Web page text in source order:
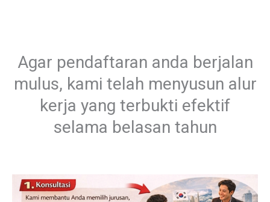
Agar pendaftaran anda berjalan
mulus, kami telah menyusun alur
kerja yang terbukti efektif
selama belasan tahun